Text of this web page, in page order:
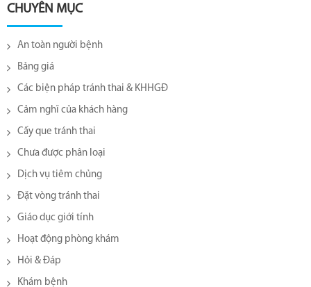
CHUYÊN MỤC
An toàn người bệnh
Bảng giá
Các biện pháp tránh thai & KHHGĐ
Cảm nghĩ của khách hàng
Cấy que tránh thai
Chưa được phân loại
Dịch vụ tiêm chủng
Đặt vòng tránh thai
Giáo dục giới tính
Hoạt động phòng khám
Hỏi & Đáp
Khám bệnh